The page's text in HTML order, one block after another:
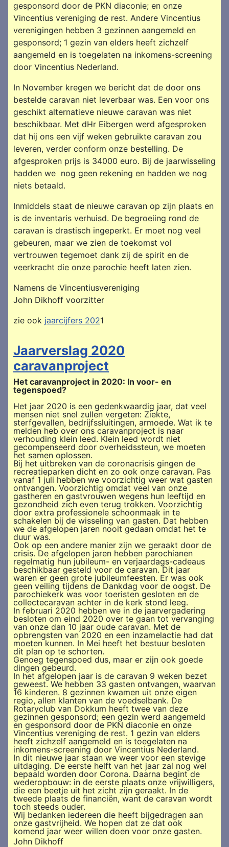
gesponsord door de PKN diaconie; en onze
Vincentius vereniging de rest. Andere Vincentius
verenigingen hebben 3 gezinnen aangemeld en
gesponsord; 1 gezin van elders heeft zichzelf
aangemeld en is toegelaten na inkomens-screening
door Vincentius Nederland.
In November kregen we bericht dat de door ons
bestelde caravan niet leverbaar was. Een voor ons
geschikt alternatieve nieuwe caravan was niet
beschikbaar. Met dHr Eibergen werd afgesproken
dat hij ons een vijf weken gebruikte caravan zou
leveren, verder conform onze bestelling. De
afgesproken prijs is 34000 euro. Bij de jaarwisseling
hadden we nog geen rekening en hadden we nog
niets betaald.
Inmiddels staat de nieuwe caravan op zijn plaats en
is de inventaris verhuisd. De begroeiing rond de
caravan is drastisch ingeperkt. Er moet nog veel
gebeuren, maar we zien de toekomst vol
vertrouwen tegemoet dank zij de spirit en de
veerkracht die onze parochie heeft laten zien.
Namens de Vincentiusvereniging
John Dikhoff voorzitter
zie ook jaarcijfers 2021
Jaarverslag 2020
caravanproject
Het caravanproject in 2020: In voor- en
tegenspoed?
Het jaar 2020 is een gedenkwaardig jaar, dat veel
mensen niet snel zullen vergeten: Ziekte,
sterfgevallen, bedrijfssluitingen, armoede. Wat ik te
melden heb over ons caravanproject is naar
verhouding klein leed. Klein leed wordt niet
gecompenseerd door overheidssteun, we moeten
het samen oplossen.
Bij het uitbreken van de coronacrisis gingen de
recreatieparken dicht en zo ook onze caravan. Pas
vanaf 1 juli hebben we voorzichtig weer wat gasten
ontvangen. Voorzichtig omdat veel van onze
gastheren en gastvrouwen wegens hun leeftijd en
gezondheid zich even terug trokken. Voorzichtig
door extra professionele schoonmaak in te
schakelen bij de wisseling van gasten. Dat hebben
we de afgelopen jaren nooit gedaan omdat het te
duur was.
Ook op een andere manier zijn we geraakt door de
crisis. De afgelopen jaren hebben parochianen
regelmatig hun jubileum- en verjaardags-cadeaus
beschikbaar gesteld voor de caravan. Dit jaar
waren er geen grote jubileumfeesten. Er was ook
geen veiling tijdens de Dankdag voor de oogst. De
parochiekerk was voor toeristen gesloten en de
collectecaravan achter in de kerk stond leeg.
In februari 2020 hebben we in de jaarvergadering
besloten om eind 2020 over te gaan tot vervanging
van onze dan 10 jaar oude caravan. Met de
opbrengsten van 2020 en een inzamelactie had dat
moeten kunnen. In Mei heeft het bestuur besloten
dit plan op te schorten.
Genoeg tegenspoed dus, maar er zijn ook goede
dingen gebeurd.
In het afgelopen jaar is de caravan 9 weken bezet
geweest. We hebben 33 gasten ontvangen, waarvan
16 kinderen. 8 gezinnen kwamen uit onze eigen
regio, allen klanten van de voedselbank. De
Rotaryclub van Dokkum heeft twee van deze
gezinnen gesponsord; een gezin werd aangemeld
en gesponsord door de PKN diaconie en onze
Vincentius vereniging de rest. 1 gezin van elders
heeft zichzelf aangemeld en is toegelaten na
inkomens-screening door Vincentius Nederland.
In dit nieuwe jaar staan we weer voor een stevige
uitdaging. De eerste helft van het jaar zal nog wel
bepaald worden door Corona. Daarna begint de
wederopbouw: in de eerste plaats onze vrijwilligers,
die een beetje uit het zicht zijn geraakt. In de
tweede plaats de financiën, want de caravan wordt
toch steeds ouder.
Wij bedanken iedereen die heeft bijgedragen aan
onze gastvrijheid. We hopen dat ze dat ook
komend jaar weer willen doen voor onze gasten.
John Dikhoff